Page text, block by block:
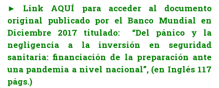
► Link AQUÍ para acceder al documento
original publicado por el Banco Mundial en
Diciembre 2017 titulado: “Del pánico y la
negligencia a la inversión en seguridad
sanitaria: financiación de la preparación ante
una pandemia a nivel nacional”, (en Inglés 117
págs.)